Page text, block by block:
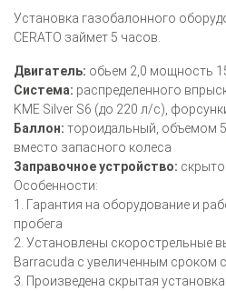
Установка газобалонного
CERATO займет 5 часов.
Двигатель: обьем 2,0 мощность
Система: распределенного
KME Silver S6 (до 220 л/с),
Баллон: тороидальный, объемом
вместо запасного колеса
Заправочное устройство:
Особенности:
1. Гарантия на оборудование и
пробега
2. Установлены скорострельные
Barracuda с увеличенным сроком
3. Произведена скрытая